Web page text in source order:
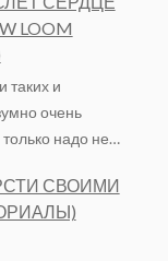
LOOM
таких и
очень
надо не…
СВОИМИ